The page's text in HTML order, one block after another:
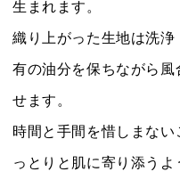
生まれます。
織り上がった生地は洗
有の油分を保ちながら
せます。
時間と手間を惜しまな
っとりと肌に寄り添う